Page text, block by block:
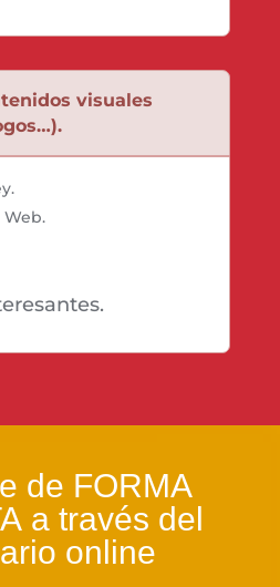
visuales
de FORMA
a través del
online